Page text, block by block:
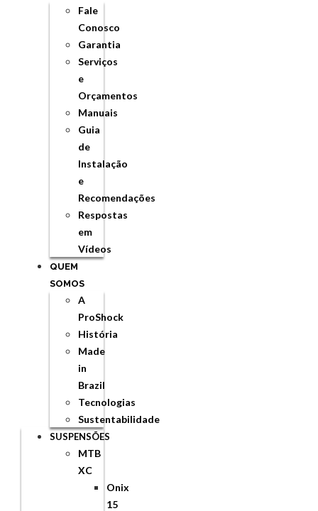
Fale
Conosco
Garantia
Serviços
e
Orçamentos
Manuais
Guia
de
Instalação
e
Recomendações
Respostas
em
Vídeos
QUEM
SOMOS
A
ProShock
História
Made
in
Brazil
Tecnologias
Sustentabilidade
SUSPENSÕES
MTB
XC
Onix
15